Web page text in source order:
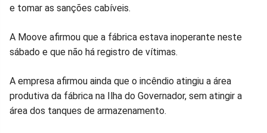
e tomar as sanções cabíveis.
A Moove afirmou que a fábrica estava inoperante neste
sábado e que não há registro de vítimas.
A empresa afirmou ainda que o incêndio atingiu a área
produtiva da fábrica na Ilha do Governador, sem atingir a
área dos tanques de armazenamento.